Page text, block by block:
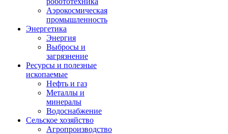
Аэрокосмическая
промышленность
Энергетика
Энергия
Выбросы и
загрязнение
Ресурсы и полезные
ископаемые
Нефть и газ
Металлы и
минералы
Водоснабжение
Сельское хозяйство
Агропроизводство